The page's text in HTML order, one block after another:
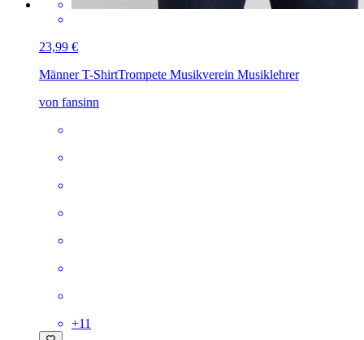
23,99 €
Männer T-ShirtTrompete Musikverein Musiklehrer
von fansinn
+11